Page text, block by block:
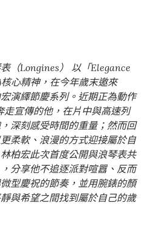
（Longines） 以「Elegance
心精神，在今年歲末邀來
宏演繹節慶系列。近期正為動作
走宣傳的他，在片中與高速列
深刻感受時間的重量；然而回
柔軟、浪漫的方式迎接屬於自
柏宏此次首度公開與浪琴表共
分享他不追逐派對喧囂、反而
型慶祝的節奏，並用腕錶的顏
與希望之間找到屬於自己的歲